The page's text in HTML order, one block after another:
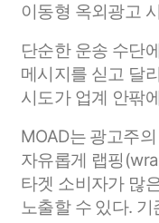
이동형 옥외광고
단순한 운송 수단
메시지를 싣고 달
시도가 업계 안팎
MOAD는 광고주
자유롭게 랩핑
타겟 소비자가 많
노출할 수 있다.